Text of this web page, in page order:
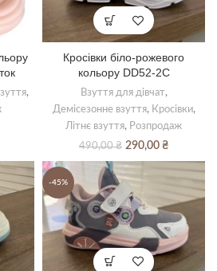
,
Кросівки біло-рожевого
кольору DD52-2С
Взуття для дівчат,
Демісезонне взуття, Кросівки,
Літнє взуття, Розпродаж
490,00₴ Оригінальна
ціна:
290,00 ₴Поточна
ціна:
290,00 ₴.
-45%